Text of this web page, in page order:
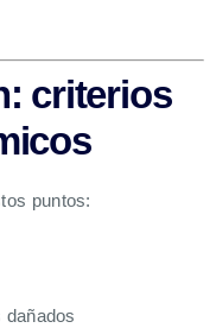
criterios
puntos: